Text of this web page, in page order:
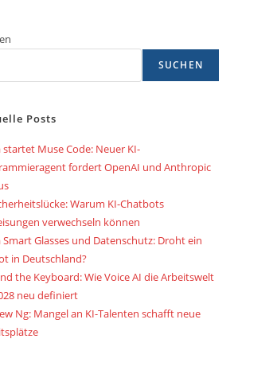
SUCHEN
Posts
startet Muse Code: Neuer KI-
fordert OpenAI und Anthropic
Warum KI-Chatbots
verwechseln können
Smart Glasses und Datenschutz: Droht ein
in Deutschland?
the Keyboard: Wie Voice AI die Arbeitswelt
neu definiert
Ng: Mangel an KI-Talenten schafft neue